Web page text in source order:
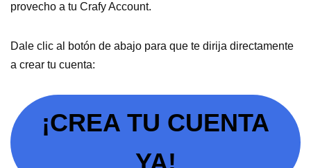
provecho a tu Crafy Account.
Dale clic al botón de abajo para que te dirija directamente
a crear tu cuenta:
¡CREA TU CUENTA
YA!